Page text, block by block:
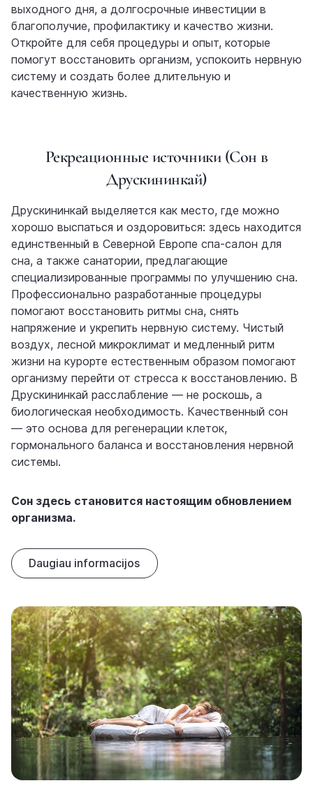
выходного дня, а долгосрочные инвестиции в
благополучие, профилактику и качество жизни.
Откройте для себя процедуры и опыт, которые
помогут восстановить организм, успокоить нервную
систему и создать более длительную и
качественную жизнь.
Рекреационные источники (Сон в
Друскининкай)
Друскининкай выделяется как место, где можно
хорошо выспаться и оздоровиться: здесь находится
единственный в Северной Европе спа-салон для
сна, а также санатории, предлагающие
специализированные программы по улучшению сна.
Профессионально разработанные процедуры
помогают восстановить ритмы сна, снять
напряжение и укрепить нервную систему. Чистый
воздух, лесной микроклимат и медленный ритм
жизни на курорте естественным образом помогают
организму перейти от стресса к восстановлению. В
Друскининкай расслабление — не роскошь, а
биологическая необходимость. Качественный сон
— это основа для регенерации клеток,
гормонального баланса и восстановления нервной
системы.
Сон здесь становится настоящим обновлением
организма.
Daugiau informacijos